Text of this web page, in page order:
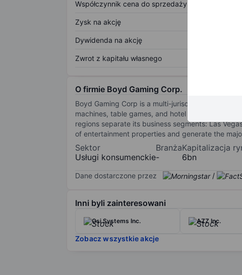
Współczynnik cena do sprzedaży
Zysk na akcję
Dywidenda na akcję
Zwrot z kapitału własnego
O firmie Boyd Gaming Corp.
Boyd Gaming Corp is a multi-jurisdictional
machines, table games, and hotel rooms) in
regions separate its business segments: Las
of entertainment properties and generate the
Sektor
Usługi konsumenckie
Branża
-
Kapitalizacja
6bn
Dane dostarczone przez /
Inni byli zainteresowani
Osi Systems Inc. AZZ Inc.
Zobacz wszystkie akcje